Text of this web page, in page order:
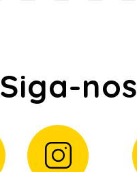
Siga-nos